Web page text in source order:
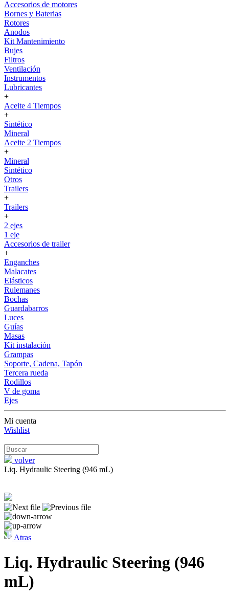
Accesorios de motores
Bornes y Baterias
Rotores
Anodos
Kit Mantenimiento
Bujes
Filtros
Ventilación
Instrumentos
Lubricantes
+
Aceite 4 Tiempos
+
Sintético
Mineral
Aceite 2 Tiempos
+
Mineral
Sintético
Otros
Trailers
+
Trailers
+
2 ejes
1 eje
Accesorios de trailer
+
Enganches
Malacates
Elásticos
Rulemanes
Bochas
Guardabarros
Luces
Guías
Masas
Kit instalación
Grampas
Soporte, Cadena, Tapón
Tercera rueda
Rodillos
V de goma
Ejes
Mi cuenta
Wishlist
volver
Liq. Hydraulic Steering (946 mL)
Atras
Liq. Hydraulic Steering (946
mL)